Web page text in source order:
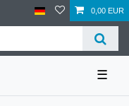
0,00 EUR
☰